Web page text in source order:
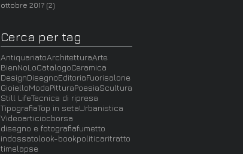
ottobre 2017 (2)
Cerca per tag
AntiquariatoArchitetturaArte
BienNoLoCatalogoCeramica
DesignDisegnoEditoriaFuorisalone
GioielloModaPitturaPoesiaScultura
Still LifeTecnica di ripresa
TipografiaTop in setaUrbanistica
Videoarticiocborsa
disegno e fotografiafumetto
indossatolook-bookpoliticaritratto
timelapse